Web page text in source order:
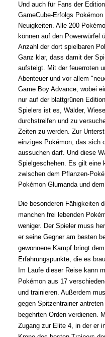
Und auch für Fans der
GameCube-Erfolgs
Neuigkeiten. Alle 200
können auf den Powerwürfel
Anzahl der dort spielbaren
Ganz klar, dass damit der
aufsteigt. Mit der feuerroten
Abenteuer und vor allem
Game Boy Advance, wobei
nur auf der blattgrünen
Spielers ist es, Wälder,
durchstreifen und zu
Zeiten zu werden. Zur
einziges Pokémon, das sich
aussuchen darf. Und diese
Spielgeschehen. Es gilt eine
zwischen dem Pflanzen-
Pokémon Glumanda und
Die besonderen Fähigkeiten
manchen frei lebenden
weniger. Der Spieler muss
er seine Gegner am besten
gewonnene Kampf bringt
Erfahrungspunkte, die es
Im Laufe dieser Reise kann
Pokémon aus 17
und trainieren. Außerdem
gegen Spitzentrainer
begehrten Orden verdienen.
Zugang zur Elite 4, in der er